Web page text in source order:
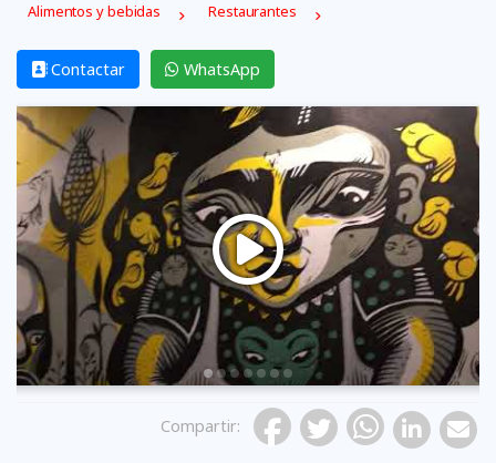
Alimentos y bebidas
Restaurantes
Contactar WhatsApp
Previous
Compartir: